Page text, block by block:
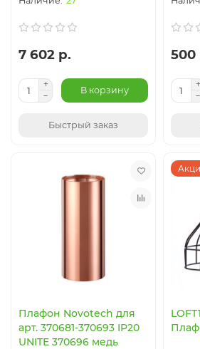
7 602 р.
В корзину
Быстрый заказ
500
Плафон Novotech для
арт. 370681-370693 IP20
UNITE 370696 медь